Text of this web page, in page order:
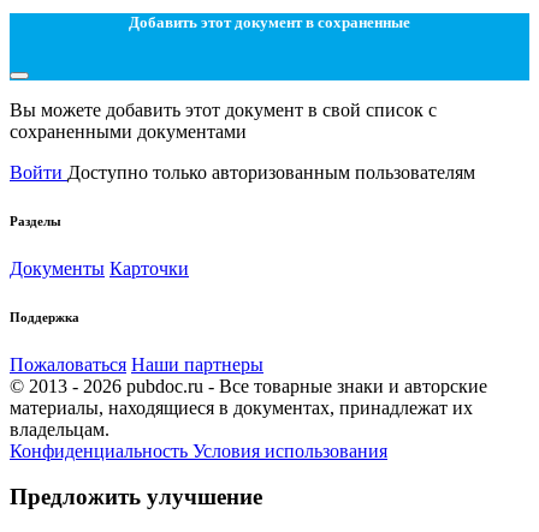
Добавить этот документ в сохраненные
Вы можете добавить этот документ в свой список с
сохраненными документами
Войти Доступно только авторизованным пользователям
Разделы
Документы Карточки
Поддержка
Пожаловаться Наши партнеры
© 2013 - 2026 pubdoc.ru - Все товарные знаки и авторские
материалы, находящиеся в документах, принадлежат их
владельцам.
Конфиденциальность Условия использования
Предложить улучшение